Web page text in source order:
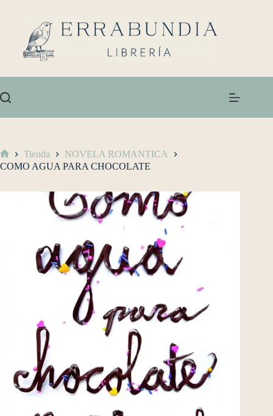
Tienda
NOVELA ROMANTICA
COMO AGUA PARA CHOCOLATE